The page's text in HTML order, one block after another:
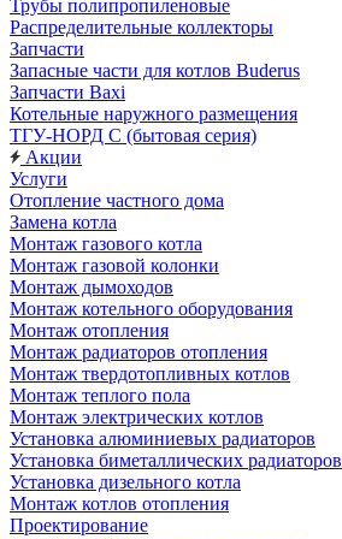
Трубы полипропиленовые
Распределительные коллекторы
Запчасти
Запасные части для котлов Buderus
Запчасти Baxi
Котельные наружного размещения
ТГУ-НОРД С (бытовая серия)
Акции
Услуги
Отопление частного дома
Замена котла
Монтаж газового котла
Монтаж газовой колонки
Монтаж дымоходов
Монтаж котельного оборудования
Монтаж отопления
Монтаж радиаторов отопления
Монтаж твердотопливных котлов
Монтаж теплого пола
Монтаж электрических котлов
Установка алюминиевых радиаторов
Установка биметаллических радиаторов
Установка дизельного котла
Монтаж котлов отопления
Проектирование